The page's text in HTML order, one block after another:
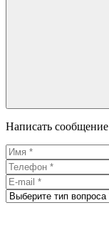
Написать сообщение